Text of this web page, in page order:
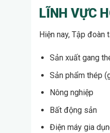
LĨNH VỰC
Hiện nay, Tập
Sản xuất gang
Sản phẩm thép
Nông nghiệp
Bất động sản
Điện máy gia